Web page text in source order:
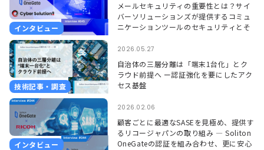
インタビュー
メールセキュリティの重要性とは？サイ
バーソリューションズが提供するコミュ
ニケーションツールのセキュリティとそ
技術記事・調査
2026.05.27
自治体の三層分離は「端末1台化」とク
ラウド前提へ ー認証強化を要にしたアク
セス基盤
インタビュー
2026.02.06
顧客ごとに最適なSASEを見極め、提供す
るリコージャパンの取り組み ― Soliton
OneGateの認証を組み合わせ、更に安心